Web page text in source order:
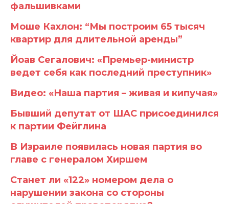
фальшивками
Моше Кахлон: “Мы построим 65 тысяч
квартир для длительной аренды”
Йоав Сегалович: «Премьер-министр
ведет себя как последний преступник»
Видео: «Наша партия – живая и кипучая»
Бывший депутат от ШАС присоединился
к партии Фейглина
В Израиле появилась новая партия во
главе с генералом Хиршем
Станет ли «122» номером дела о
нарушении закона со стороны